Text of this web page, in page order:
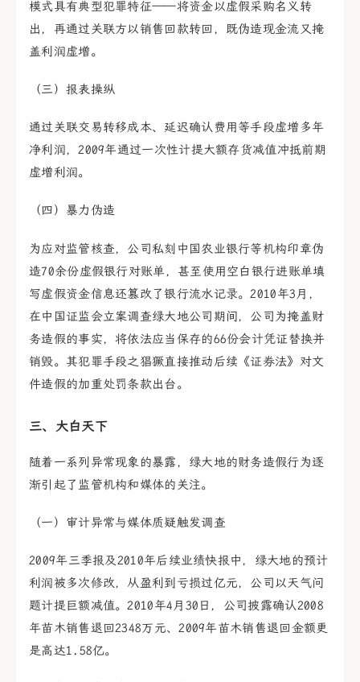
模式具有典型犯罪特征——将资金以虚假采购名义转
出，再通过关联方以销售回款转回，既伪造现金流又掩
盖利润虚增。
（三）报表操纵
通过关联交易转移成本、延迟确认费用等手段虚增多年
净利润，2009年通过一次性计提大额存货减值冲抵前期
虚增利润。
（四）暴力伪造
为应对监管核查，公司私刻中国农业银行等机构印章伪
造70余份虚假银行对账单，甚至使用空白银行进账单填
写虚假资金信息还篡改了银行流水记录。2010年3月，
在中国证监会立案调查绿大地公司期间，公司为掩盖财
务造假的事实，将依法应当保存的66份会计凭证替换并
销毁。其犯罪手段之猖獗直接推动后续《证券法》对文
件造假的加重处罚条款出台。
三、大白天下
随着一系列异常现象的暴露，绿大地的财务造假行为逐
渐引起了监管机构和媒体的关注。
（一）审计异常与媒体质疑触发调查
2009年三季报及2010年后续业绩快报中，绿大地的预计
利润被多次修改，从盈利到亏损过亿元，公司以天气问
题计提巨额减值。2010年4月30日，公司披露确认2008
年苗木销售退回2348万元、2009年苗木销售退回金额更
是高达1.58亿。